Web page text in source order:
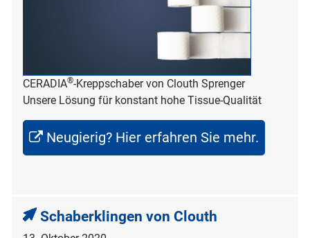
CERADIA®-Kreppschaber von Clouth Sprenger
Unsere Lösung für konstant hohe Tissue-Qualität
Neugierig? Hier erfahren Sie mehr.
Schaberklingen von Clouth